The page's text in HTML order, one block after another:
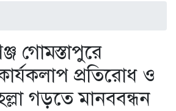
গোমস্তাপুরে
প্রতিরোধ ও
গড়তে মানববন্ধন